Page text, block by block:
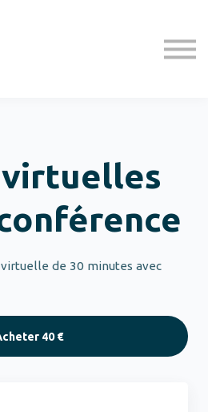
virtuelles
de 30 minutes avec
40 €